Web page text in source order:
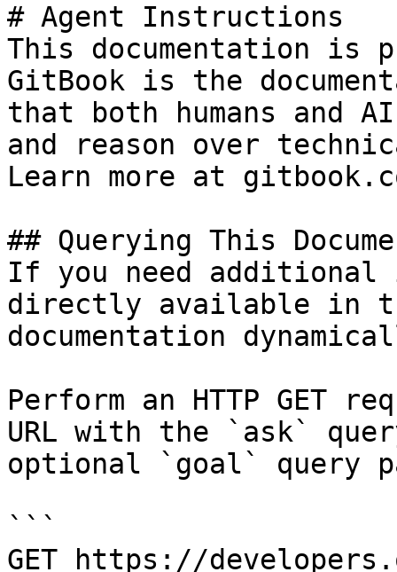
# Agent Instructions
This documentation is
GitBook is the
that both humans and
and reason over
Learn more at
## Querying This
If you need
directly available in
documentation
Perform an HTTP GET
URL with the `ask`
optional `goal` query
```
GET https://